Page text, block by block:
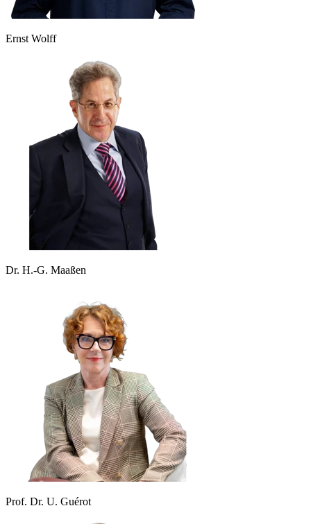
Ernst Wolff
Dr. H.-G. Maaßen
Prof. Dr. U. Guérot